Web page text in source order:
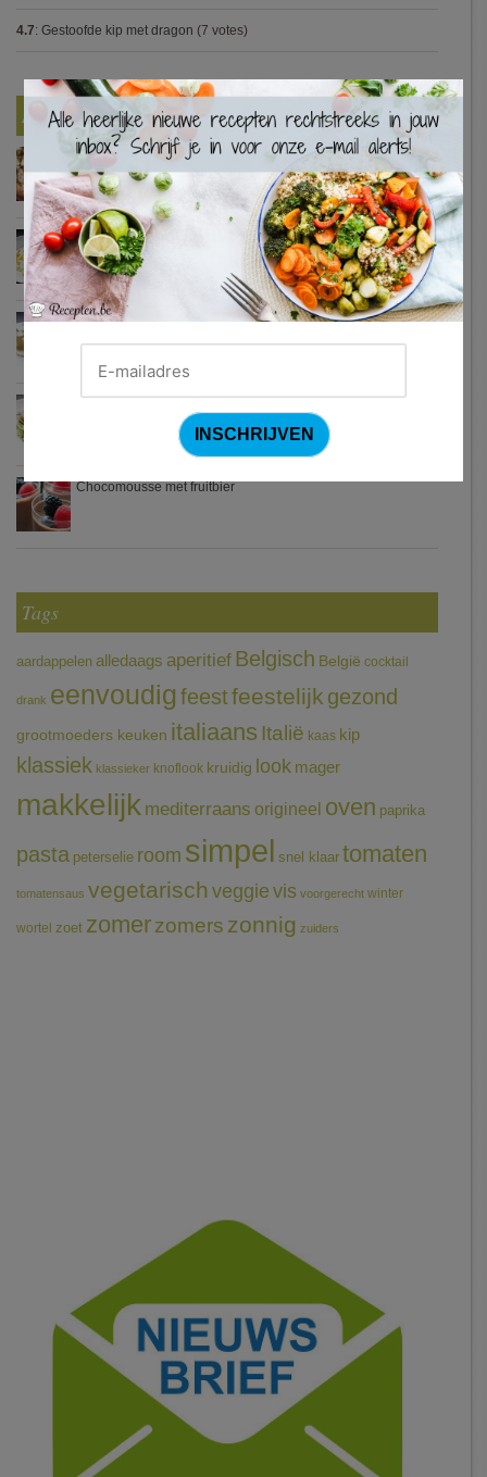
4.7: Gestoofde kip met dragon (7 votes)
Nieuwste Recepten
Turkse pizza met halloumi en courgette
Waterzooi van pladijs met venkel (Colruyt)
Zweedse gehaktballetjes
Chocomousse met fruitbier
Tags
aardappelen alledaags aperitief Belgisch België cocktail
drank eenvoudigfeestfeestelijk gezond
grootmoeders keuken italiaans Italië kaas kip
klassiek klassieker knoflook kruidig look mager
makkelijk mediterraans origineel oven paprika
pasta peterselie room simpel snel klaar tomaten
tomatensaus vegetarischveggie vis voorgerecht winter
wortel zoet zomerzomers zonnig zuiders
×